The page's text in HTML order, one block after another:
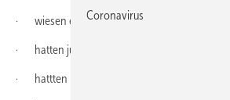
· wiesen eine höhere körperliche
· hatten juristische Probleme
· hattten psychiatrische Komorbiditäten /
Coronavirus